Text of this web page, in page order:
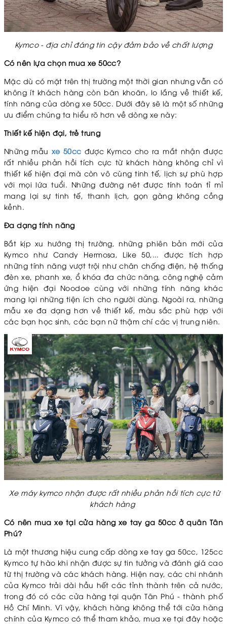
Kymco - địa chỉ đáng tin cậy đảm bảo về chất lượng
Có nên lựa chọn mua xe 50cc?
Mặc dù có mặt trên thị trường một thời gian nhưng vẫn có
không ít khách hàng còn băn khoăn, lo lắng về thiết kế,
tính năng của dòng xe 50cc. Dưới đây sẽ là một số những
ưu điểm chúng ta hiểu rõ hơn về dòng xe này:
Thiết kế hiện đại, trẻ trung
Những mẫu xe 50cc được Kymco cho ra mắt nhận được
rất nhiều phản hồi tích cực từ khách hàng không chỉ vì
thiết kế hiện đại mà còn vô cùng tinh tế, lịch sự phù hợp
với mọi lứa tuổi. Những đường nét được tính toán tỉ mỉ
mang lại sự tinh tế, thanh lịch, gọn gàng không cồng
kềnh.
Đa dạng tính năng
Bắt kịp xu hướng thị trường, những phiên bản mới của
Kymco như Candy Hermosa, Like 50,... được tích hợp
những tính năng vượt trội như chân chống điện, hệ thống
đèn xe, phanh xe, ổ khóa đa chức năng, công nghệ cảm
ứng hiện đại Noodoe cùng với những tính năng khác
mang lại những tiện ích cho người dùng. Ngoài ra, những
mẫu xe đa dạng hơn về thiết kế, màu sắc phù hợp với
các bạn học sinh, các bạn nữ thậm chí các vị trung niên.
Xe máy kymco nhận được rất nhiều phản hồi tích cực từ
khách hàng
Có nên mua xe tại cửa hàng xe tay ga 50cc ở quân Tân
Phú?
Là một thương hiệu cung cấp dòng xe tay ga 50cc, 125cc
Kymco tự hào khi nhận được sự tin tưởng và đánh giá cao
từ thị trường và các khách hàng. Hiện nay, các chi nhánh
của Kymco trải dài hầu hết các tỉnh thành trên cả nước,
trong đó có các cửa hàng tại quận Tân Phú - thành phố
Hồ Chí Minh. Vì vậy, khách hàng không thể tới cửa hàng
chính của Kymco có thể tham khảo, mua xe tại đây hoặc